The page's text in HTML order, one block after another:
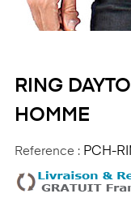
RING
HOMME
Reference : PCH-